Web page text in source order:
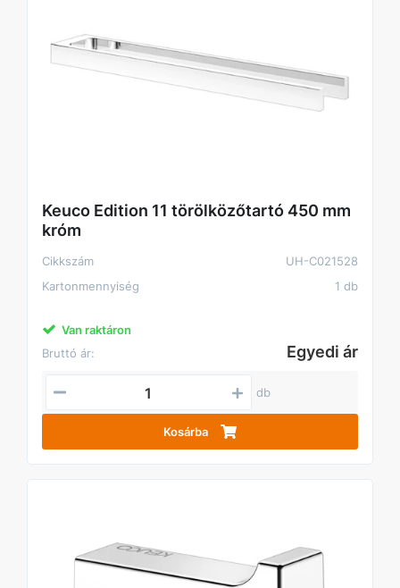
Keuco Edition 11 törölközőtartó 450 mm
króm
Cikkszám
UH-C021528
Kartonmennyiség
1 db
Van raktáron
Bruttó ár:
Egyedi ár
db
Kosárba